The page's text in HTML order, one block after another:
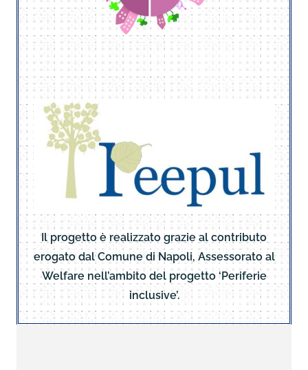
Il progetto è realizzato grazie al contributo
erogato dal Comune di Napoli, Assessorato al
Welfare nell’ambito del progetto ‘Periferie
inclusive’.